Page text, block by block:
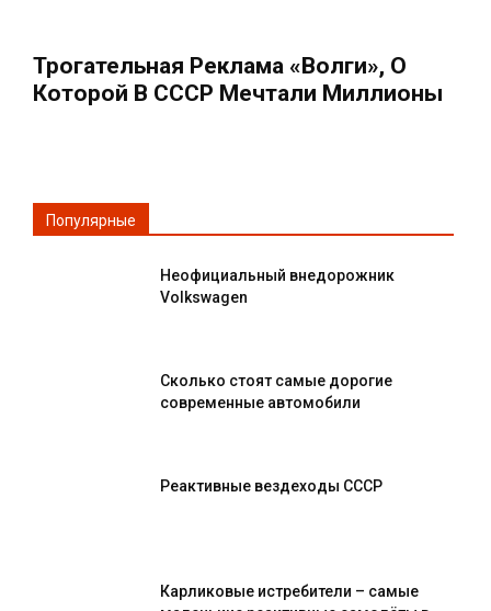
Трогательная Реклама «Волги», О
Которой В СССР Мечтали Миллионы
Популярные
Неофициальный внедорожник
Volkswagen
Сколько стоят самые дорогие
современные автомобили
Реактивные вездеходы СССР
Карликовые истребители – самые